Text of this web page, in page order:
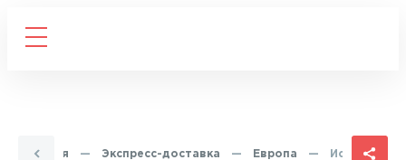
Главная — Экспресс-доставка — Европа — Исландия